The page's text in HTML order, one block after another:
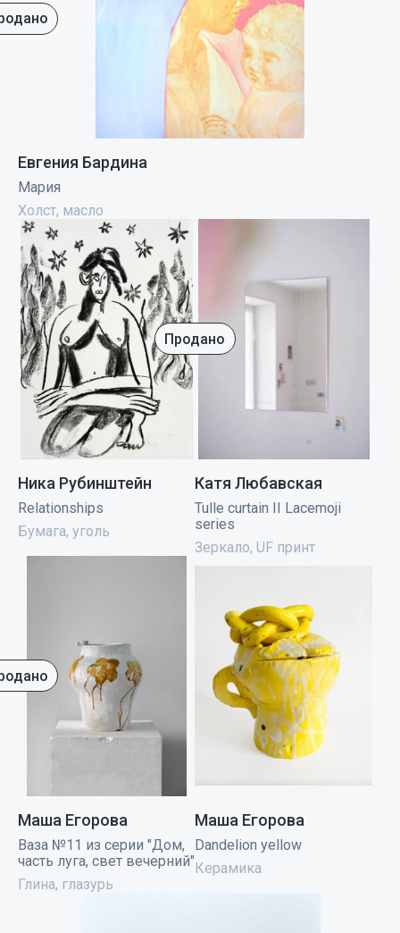
Евгения Бардина
Мария
Холст, масло
Ника Рубинштейн
Relationships
Бумага, уголь
Продано
Катя Любавская
Tulle curtain II Lacemoji
series
Зеркало, UF принт
Маша Егорова
Ваза №11 из серии "Дом,
часть луга, свет вечерний"
Глина, глазурь
Маша Егорова
Dandelion yellow
Керамика